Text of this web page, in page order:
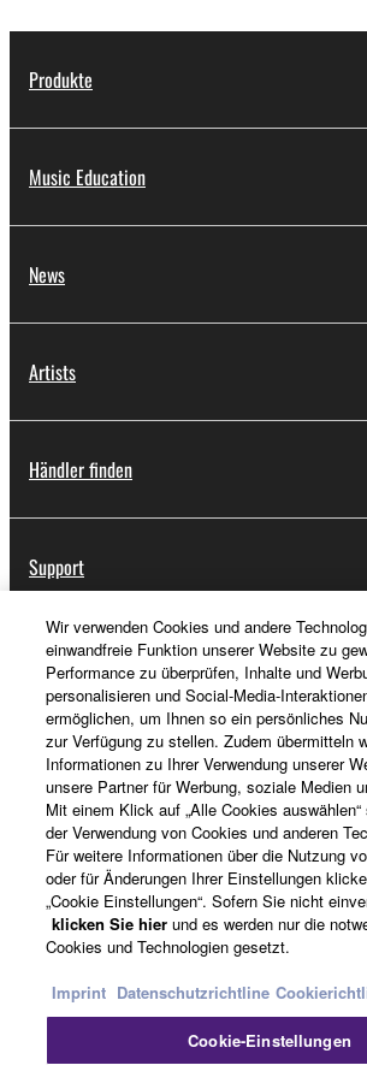
Produkte
Music Education
News
Artists
Händler finden
Support
Registrierung von „Yamaha Music ID“
Über Yamaha
Deutschland - German
Business
Wir verwenden Cookies und andere
einwandfreie Funktion unserer Website zu
Performance zu überprüfen, Inhalte und
personalisieren und Social-Media-
ermöglichen, um Ihnen so ein persönliches
zur Verfügung zu stellen. Zudem übermitteln
Informationen zu Ihrer Verwendung unserer
unsere Partner für Werbung, soziale Medien
Mit einem Klick auf „Alle Cookies
der Verwendung von Cookies und anderen
Für weitere Informationen über die Nutzung
oder für Änderungen Ihrer Einstellungen
„Cookie Einstellungen“. Sofern Sie nicht
klicken Sie hier und es werden nur die
Cookies und Technologien gesetzt.
Imprint Datenschutzrichtline
Cookie-Einstellungen